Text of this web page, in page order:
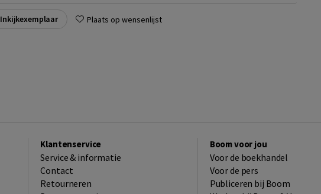
Inkijkexemplaar Plaats op wensenlijst
Klantenservice
Service & informatie
Contact
Retourneren
Boom voor jou
Voor de boekhandel
Voor de pers
Publiceren bij Boom